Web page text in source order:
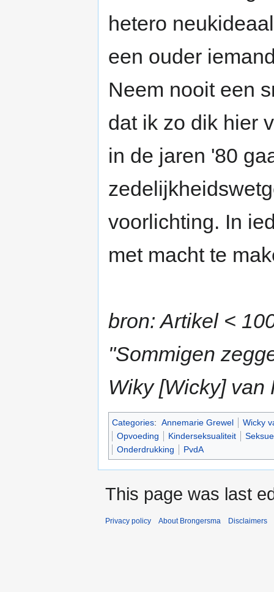
hetero
een ouder
Neem nooit een
dat ik zo dik hier
in de jaren '80
voorlichting. In
met macht te
bron: Artikel <
"Sommigen
Wiky [Wicky]
Categories: Annemarie Grewel
Wicky
Opvoeding
Kinderseksualiteit
Onderdrukking
PvdA
This page was last
Privacy policy About Brongersma Disclaimers